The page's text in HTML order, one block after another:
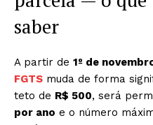
saber
A partir de 1º de
FGTS muda de forma
teto de R$ 500, será
por ano e o número